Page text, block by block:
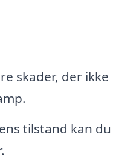
skader, der ikke
tilstand kan du